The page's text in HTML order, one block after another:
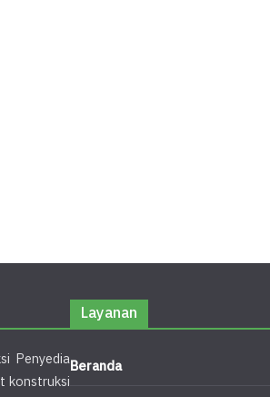
Penyedia
konstruksi
Layanan
Beranda